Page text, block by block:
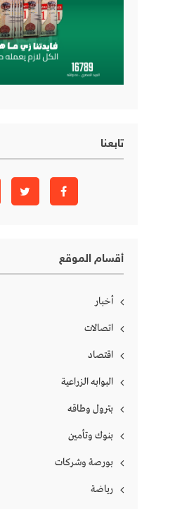
تابعنا
أقسام الموقع
أخبار
اتصالات
اقتصاد
البوابه الزراعية
بترول وطاقه
بنوك وتأمين
بورصة وشركات
رياضة